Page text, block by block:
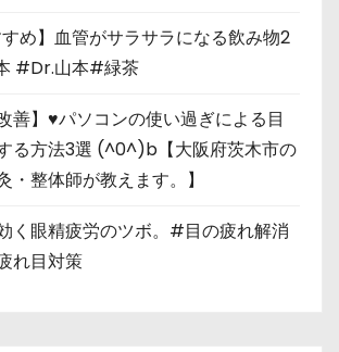
すめ】血管がサラサラになる飲み物2
#Dr.山本#緑茶
善】♥パソコンの使い過ぎによる目
る方法3選 (^0^)b【大阪府茨木市の
・整体師が教えます。】
く眼精疲労のツボ。#目の疲れ解消
れ目対策